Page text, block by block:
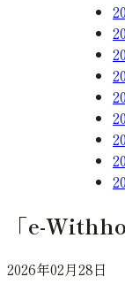
「e-
2026年02月28日